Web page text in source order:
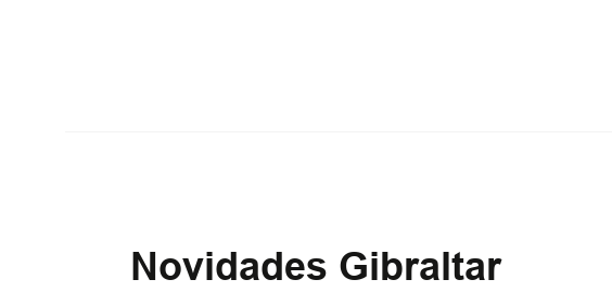
Novidades Gibraltar